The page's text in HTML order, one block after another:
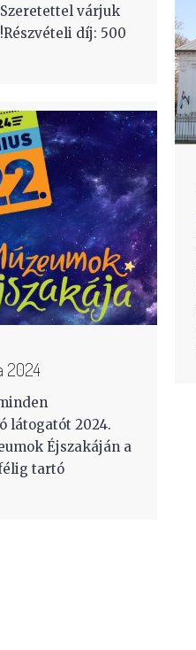
várjuk
díj: 500
2024
látogatót 2024.
Éjszakáján a
tartó